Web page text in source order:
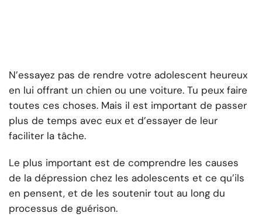
N’essayez pas de rendre votre adolescent heureux
en lui offrant un chien ou une voiture. Tu peux faire
toutes ces choses. Mais il est important de passer
plus de temps avec eux et d’essayer de leur
faciliter la tâche.
Le plus important est de comprendre les causes
de la dépression chez les adolescents et ce qu’ils
en pensent, et de les soutenir tout au long du
processus de guérison.